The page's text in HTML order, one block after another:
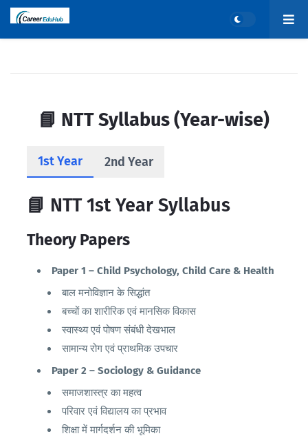
📘 NTT Syllabus (Year-wise)
1st Year 2nd Year
📘 NTT 1st Year Syllabus
Theory Papers
Paper 1 – Child Psychology, Child Care & Health
बाल मनोविज्ञान के सिद्धांत
बच्चों का शारीरिक एवं मानसिक विकास
स्वास्थ्य एवं पोषण संबंधी देखभाल
सामान्य रोग एवं प्राथमिक उपचार
Paper 2 – Sociology & Guidance
समाजशास्त्र का महत्व
परिवार एवं विद्यालय का प्रभाव
शिक्षा में मार्गदर्शन की भूमिका